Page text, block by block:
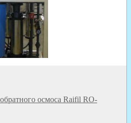
осмоса Raifil RO-